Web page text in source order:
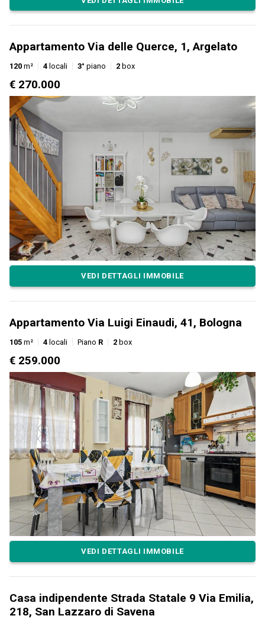
Appartamento Via delle Querce, 1, Argelato
120 m² 4 locali 3° piano 2 box
€ 270.000
VEDI DETTAGLI IMMOBILE
Appartamento Via Luigi Einaudi, 41, Bologna
105 m² 4 locali Piano R 2 box
€ 259.000
VEDI DETTAGLI IMMOBILE
Casa indipendente Strada Statale 9 Via Emilia,
218, San Lazzaro di Savena